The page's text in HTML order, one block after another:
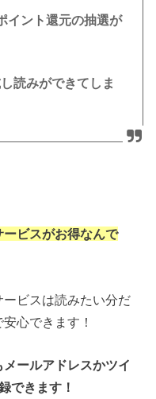
イント還元の抽選が
読みができてしま
ビスがお得なんで
ビスは読みたい分だ
心できます！
ールアドレスかツイ
できます！